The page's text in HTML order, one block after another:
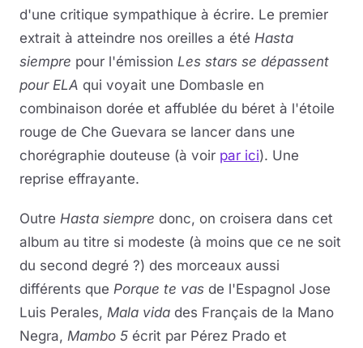
d'une critique sympathique à écrire. Le premier
extrait à atteindre nos oreilles a été Hasta
siempre pour l'émission Les stars se dépassent
pour ELA qui voyait une Dombasle en
combinaison dorée et affublée du béret à l'étoile
rouge de Che Guevara se lancer dans une
chorégraphie douteuse (à voir par ici). Une
reprise effrayante.
Outre Hasta siempre donc, on croisera dans cet
album au titre si modeste (à moins que ce ne soit
du second degré ?) des morceaux aussi
différents que Porque te vas de l'Espagnol Jose
Luis Perales, Mala vida des Français de la Mano
Negra, Mambo 5 écrit par Pérez Prado et